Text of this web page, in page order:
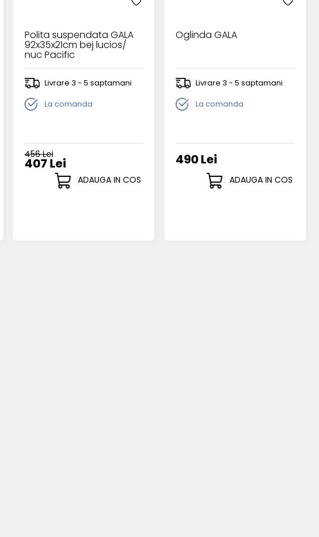
Polita suspendata GALA
92x35x21cm bej lucios/
nuc Pacific
Livrare 3 - 5 saptamani
La comanda
456 Lei
407 Lei
ADAUGA IN COS
Oglinda GALA
Livrare 3 - 5 saptamani
La comanda
490 Lei
ADAUGA IN COS